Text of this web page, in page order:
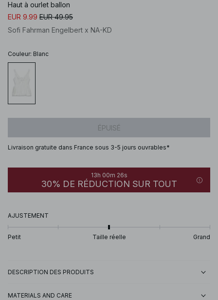
Haut à ourlet ballon
EUR 9.99 EUR 49.95
Sofi Fahrman Engelbert x NA-KD
Couleur: Blanc
ÉPUISÉ
Livraison gratuite dans France sous 3-5 jours ouvrables*
13h 00m 26s
30% DE RÉDUCTION SUR TOUT
AJUSTEMENT
Petit Taille réelle Grand
DESCRIPTION DES PRODUITS
MATERIALS AND CARE